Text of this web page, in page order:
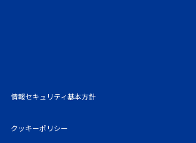
情報セキュリティ基本方針
クッキーポリシー